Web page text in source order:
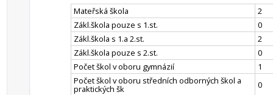
Mateřská škola
2
Zákl.škola pouze s 1.st.
0
Zákl.škola s 1.a 2.st.
2
Zákl.škola pouze s 2.st.
0
Počet škol v oboru gymnázií
1
Počet škol v oboru středních odborných škol a
praktických šk
0